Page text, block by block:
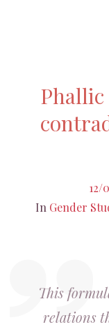
12/
In Gender
This
relations